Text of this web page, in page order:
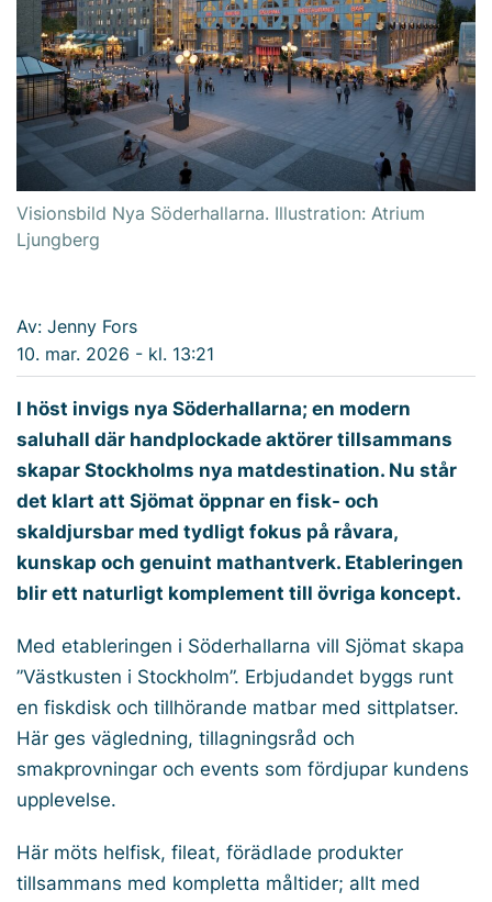
Visionsbild Nya Söderhallarna. Illustration: Atrium
Ljungberg
Av: Jenny Fors
10. mar. 2026 - kl. 13:21
I höst invigs nya Söderhallarna; en modern
saluhall där handplockade aktörer tillsammans
skapar Stockholms nya matdestination. Nu står
det klart att Sjömat öppnar en fisk- och
skaldjursbar med tydligt fokus på råvara,
kunskap och genuint mathantverk. Etableringen
blir ett naturligt komplement till övriga koncept.
Med etableringen i Söderhallarna vill Sjömat skapa
”Västkusten i Stockholm”. Erbjudandet byggs runt
en fiskdisk och tillhörande matbar med sittplatser.
Här ges vägledning, tillagningsråd och
smakprovningar och events som fördjupar kundens
upplevelse.
Här möts helfisk, fileat, förädlade produkter
tillsammans med kompletta måltider; allt med